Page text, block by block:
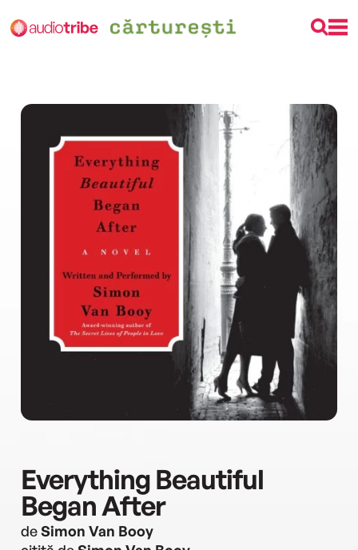
Everything Beautiful
Began After
deSimon Van Booy